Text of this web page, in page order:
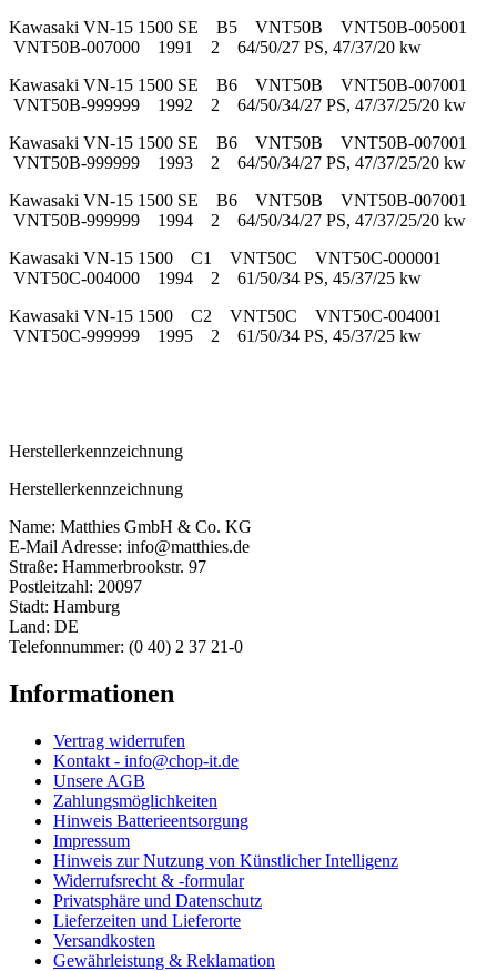
Kawasaki VN-15 1500 SE B5 VNT50B VNT50B-005001
VNT50B-007000 1991 2 64/50/27 PS, 47/37/20 kw
Kawasaki VN-15 1500 SE B6 VNT50B VNT50B-007001
VNT50B-999999 1992 2 64/50/34/27 PS, 47/37/25/20 kw
Kawasaki VN-15 1500 SE B6 VNT50B VNT50B-007001
VNT50B-999999 1993 2 64/50/34/27 PS, 47/37/25/20 kw
Kawasaki VN-15 1500 SE B6 VNT50B VNT50B-007001
VNT50B-999999 1994 2 64/50/34/27 PS, 47/37/25/20 kw
Kawasaki VN-15 1500 C1 VNT50C VNT50C-000001
VNT50C-004000 1994 2 61/50/34 PS, 45/37/25 kw
Kawasaki VN-15 1500 C2 VNT50C VNT50C-004001
VNT50C-999999 1995 2 61/50/34 PS, 45/37/25 kw
Herstellerkennzeichnung
Herstellerkennzeichnung
Name: Matthies GmbH & Co. KG
E-Mail Adresse: info@matthies.de
Straße: Hammerbrookstr. 97
Postleitzahl: 20097
Stadt: Hamburg
Land: DE
Telefonnummer: (0 40) 2 37 21-0
Informationen
Vertrag widerrufen
Kontakt - info@chop-it.de
Unsere AGB
Zahlungsmöglichkeiten
Hinweis Batterieentsorgung
Impressum
Hinweis zur Nutzung von Künstlicher Intelligenz
Widerrufsrecht & -formular
Privatsphäre und Datenschutz
Lieferzeiten und Lieferorte
Versandkosten
Gewährleistung & Reklamation